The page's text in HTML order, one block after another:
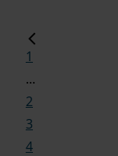
1
...
2
3
4